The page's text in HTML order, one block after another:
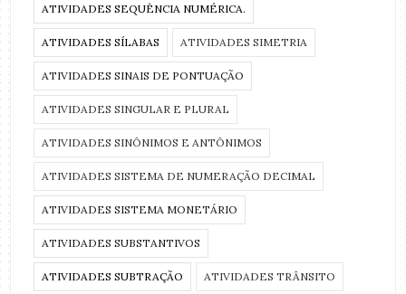
ATIVIDADES SEQUÊNCIA NUMÉRICA.
ATIVIDADES SÍLABAS ATIVIDADES SIMETRIA
ATIVIDADES SINAIS DE PONTUAÇÃO
ATIVIDADES SINGULAR E PLURAL
ATIVIDADES SINÔNIMOS E ANTÔNIMOS
ATIVIDADES SISTEMA DE NUMERAÇÃO DECIMAL
ATIVIDADES SISTEMA MONETÁRIO
ATIVIDADES SUBSTANTIVOS
ATIVIDADES SUBTRAÇÃO ATIVIDADES TRÂNSITO